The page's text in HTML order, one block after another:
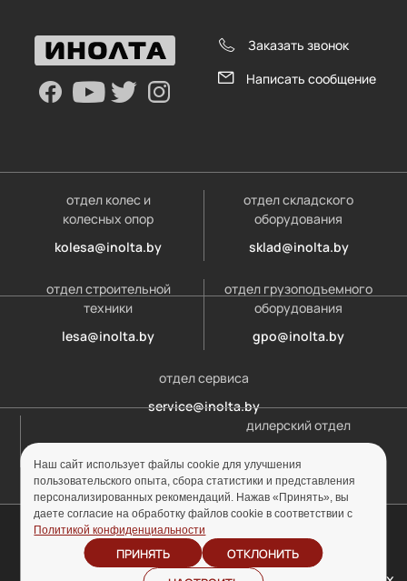
Заказать звонок
Написать сообщение
отдел колес и
колесных опор
kolesa@inolta.by
отдел складского
оборудования
sklad@inolta.by
отдел строительной
техники
lesa@inolta.by
отдел грузоподъемного
оборудования
gpo@inolta.by
отдел сервиса
service@inolta.by
дилерский отдел
© ООО «Инолта» 2010-2026 г. УНП 691302759
Политика
Отзыв согласия на
Наш сайт использует файлы cookie для улучшения
пользовательского опыта, сбора статистики и представления
персонализированных рекомендаций. Нажав «Принять», вы
даете согласие на обработку файлов cookie в соответствии с
Политикой конфиденциальности
ПРИНЯТЬ
ОТКЛОНИТЬ